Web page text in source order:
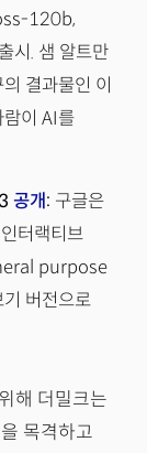
120b,
시. 샘 알트만
결과물인 이
람이 AI를
공개: 구글은
터랙티브
purpose
버전으로
해 더밀크는
목격하고